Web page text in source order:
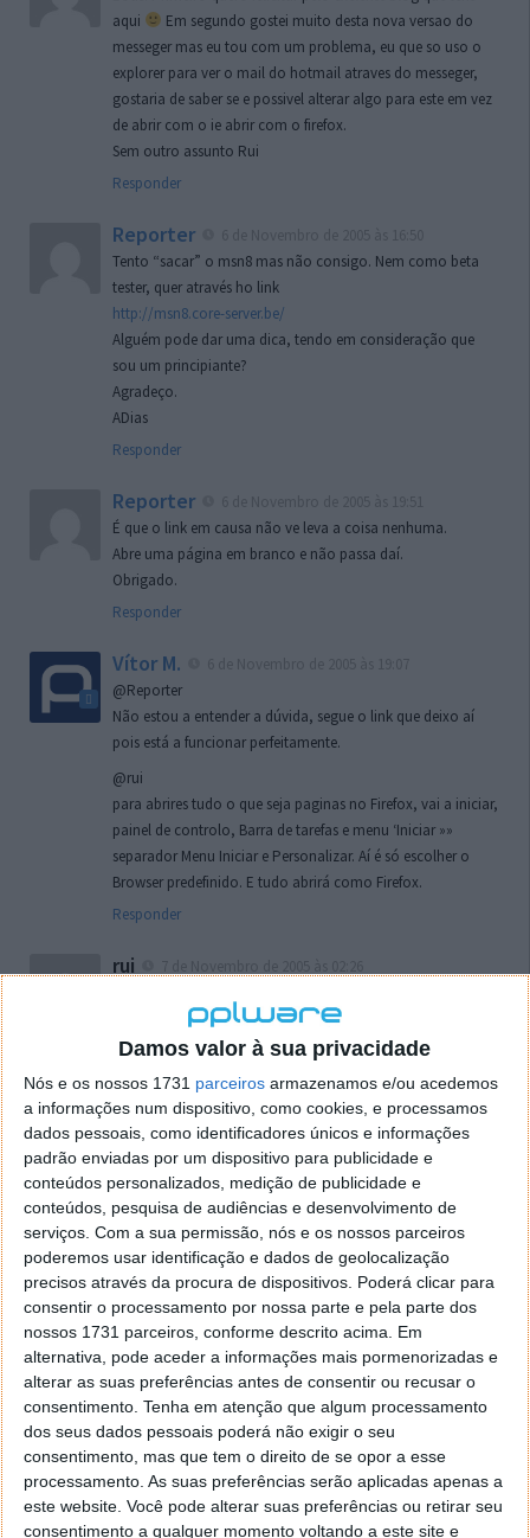
Damos valor à sua privacidade
Nós e os nossos 1731 parceiros armazenamos e/ou acedemos
a informações num dispositivo, como cookies, e processamos
dados pessoais, como identificadores únicos e informações
padrão enviadas por um dispositivo para publicidade e
conteúdos personalizados, medição de publicidade e
conteúdos, pesquisa de audiências e desenvolvimento de
serviços. Com a sua permissão, nós e os nossos parceiros
poderemos usar identificação e dados de geolocalização
precisos através da procura de dispositivos. Poderá clicar para
consentir o processamento por nossa parte e pela parte dos
nossos 1731 parceiros, conforme descrito acima. Em
alternativa, pode aceder a informações mais pormenorizadas e
alterar as suas preferências antes de consentir ou recusar o
consentimento. Tenha em atenção que algum processamento
dos seus dados pessoais poderá não exigir o seu
consentimento, mas que tem o direito de se opor a esse
processamento. As suas preferências serão aplicadas apenas a
este website. Você pode alterar suas preferências ou retirar seu
consentimento a qualquer momento voltando a este site e
aqui
Em segundo gostei muito desta nova versao do
messeger mas eu tou com um problema, eu que so uso o
explorer para ver o mail do hotmail atraves do messeger,
gostaria de saber se e possivel alterar algo para este em vez
de abrir com o ie abrir com o firefox.
Sem outro assunto Rui
Responder
Reporter
Tento “sacar” o msn8 mas não consigo. Nem como beta
tester, quer através ho link
http://msn8.core-server.be/
Alguém pode dar uma dica, tendo em consideração que
sou um principiante?
Agradeço.
ADias
Responder
Reporter
É que o link em causa não ve leva a coisa nenhuma.
Abre uma página em branco e não passa daí.
Obrigado.
Responder
Vítor M.
@Reporter
Não estou a entender a dúvida, segue o link que deixo aí
pois está a funcionar perfeitamente.
@rui
para abrires tudo o que seja paginas no Firefox, vai a iniciar,
painel de controlo, Barra de tarefas e menu ‘Iniciar »»
separador Menu Iniciar e Personalizar. Aí é só escolher o
Browser predefinido. E tudo abrirá como Firefox.
Responder
rui
localizaçao referida n se encontra la nada k me permita por
o firefox como browser predefenido
Ja percorri o painel
tentei apagar o explorer na tentativa de forçar o uso do
firefox mas em vao. Kaso te lembres de outra dica fico
agradecido, caso contrario obrigado a mesma
Responder
Vítor M.
7 de Novembro de 2005 às 01:39
@Reporter
Desculpa mas o link funciona. Seja como for segue por mail
o MSn Messenger 8.
Responder
Vítor M.
@Rui
Tens de encontrar o que te falei. Faz da seguinte maneira,
janela iniciar e no topo dessa janela com o botão direito do
rato faz propriedades. Depois no separador Menu ‘Iniciar’
clica no botão ‘Personalizar’ aí encontrarás no separador